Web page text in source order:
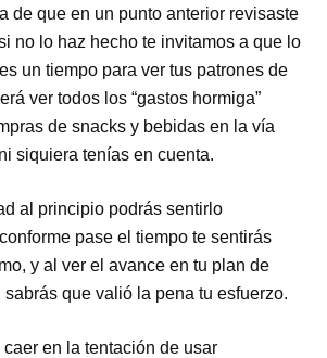
de que en un punto anterior revisaste
no lo haz hecho te invitamos a que lo
un tiempo para ver tus patrones de
ver todos los “gastos hormiga”
de snacks y bebidas en la vía
siquiera tenías en cuenta.
al principio podrás sentirlo
pase el tiempo te sentirás
y al ver el avance en tu plan de
que valió la pena tu esfuerzo.
en la tentación de usar